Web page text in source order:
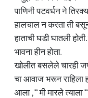
पाणिनी पटवर्धन ने
हालचाल न करता ती
हाताची घडी घातली
भावना हीन होता.
खोलीत बसलेले चारही
चा आवाज भरून राहिला
आला , “ मी मारले त्याला